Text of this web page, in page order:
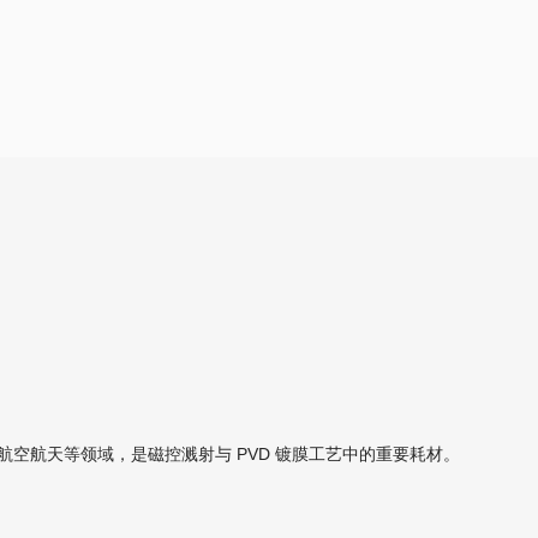
航天等领域，是磁控溅射与 PVD 镀膜工艺中的重要耗材。